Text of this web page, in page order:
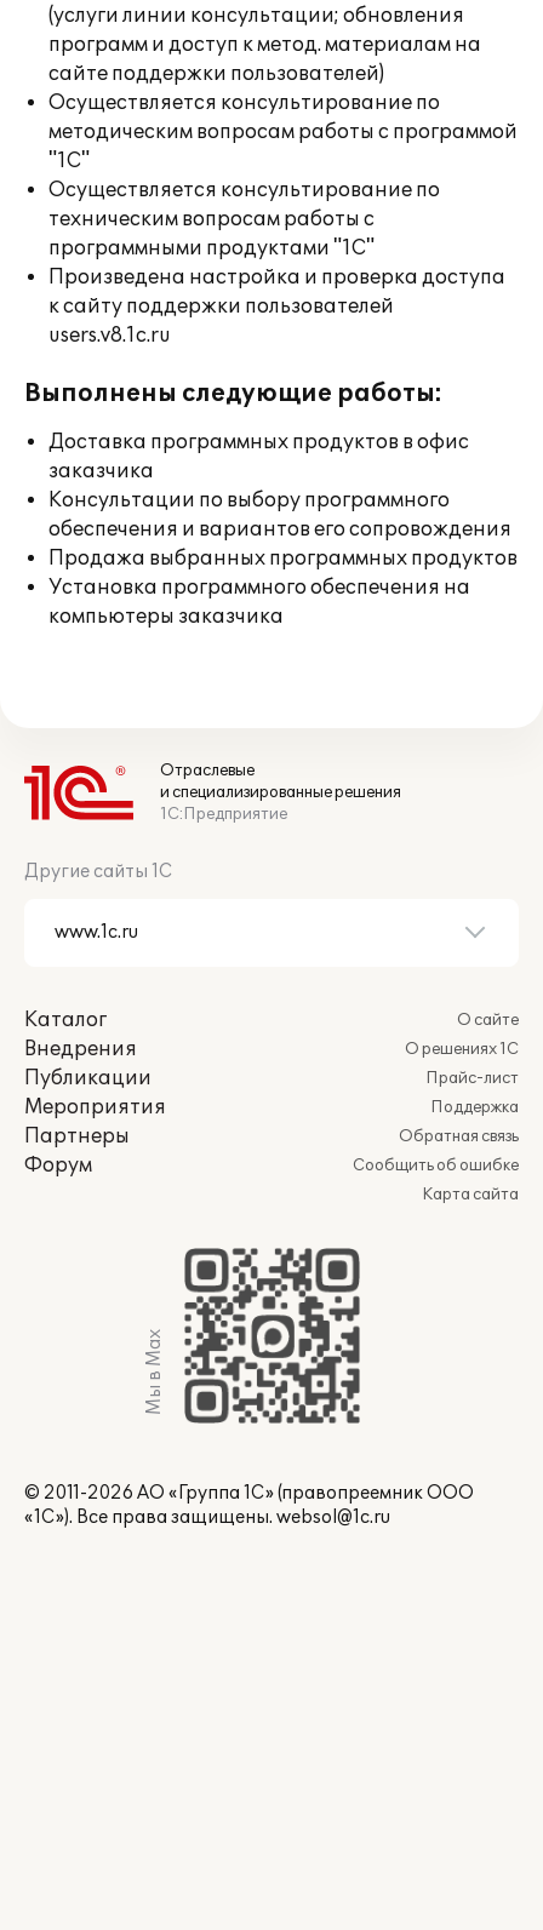
(услуги линии консультации; обновления
программ и доступ к метод. материалам на
сайте поддержки пользователей)
Осуществляется консультирование по
методическим вопросам работы с программой
"1С"
Осуществляется консультирование по
техническим вопросам работы с
программными продуктами "1С"
Произведена настройка и проверка доступа
к сайту поддержки пользователей
users.v8.1c.ru
Выполнены следующие работы:
Доставка программных продуктов в офис
заказчика
Консультации по выбору программного
обеспечения и вариантов его сопровождения
Продажа выбранных программных продуктов
Установка программного обеспечения на
компьютеры заказчика
Отраслевые
и специализированные решения
1С:Предприятие
Другие сайты 1С
Каталог
Внедрения
Публикации
Мероприятия
Партнеры
Форум
О сайте
О решениях 1С
Прайс-лист
Поддержка
Обратная связь
Сообщить об ошибке
Карта сайта
Мы в Max
© 2011-2026 АО «Группа 1С» (правопреемник ООО
«1С»). Все права защищены. websol@1c.ru